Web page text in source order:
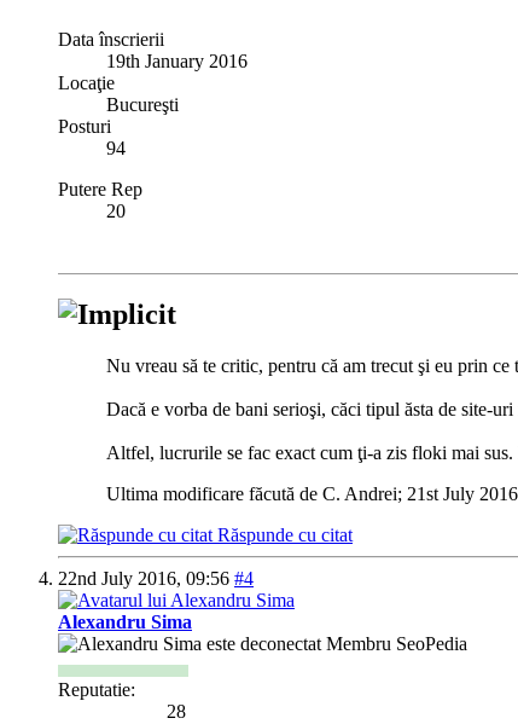
Data înscrierii
19th January 2016
Locaţie
Bucureşti
Posturi
94
Putere Rep
20
Nu vreau să te critic, pentru că am trecut şi eu prin
Dacă e vorba de bani serioşi, căci tipul ăsta de site-
Altfel, lucrurile se fac exact cum ţi-a zis floki mai
Ultima modificare făcută de C. Andrei; 21st July
Răspunde cu citat
22nd July 2016, 09:56 #4
Alexandru Sima
Membru SeoPedia
Reputatie:
28